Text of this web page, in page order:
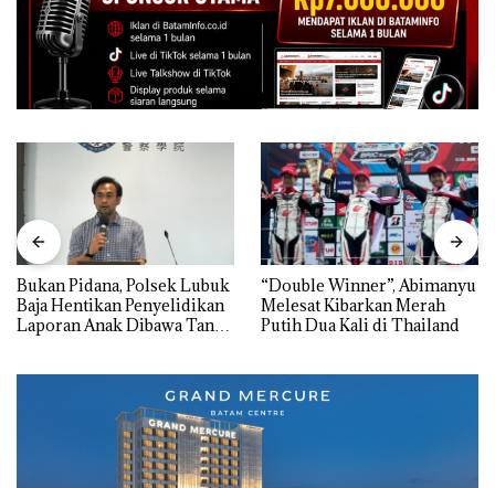
Bukan Pidana, Polsek Lubuk
Baja Hentikan Penyelidikan
Laporan Anak Dibawa Tanpa
“Double Winner”, Abimanyu
Melesat Kibarkan Merah
Putih Dua Kali di Thailand